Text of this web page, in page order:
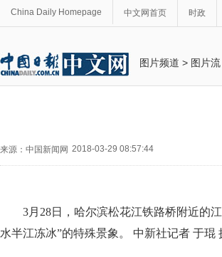
China Daily Homepage 中文网首页 时政
图片频道 > 图片流
来源：中国新闻网 2018-03-29 08:57:44
3月28日，哈尔滨松花江铁路桥附近的
水半江冻冰”的特殊景象。 中新社记者 于琨